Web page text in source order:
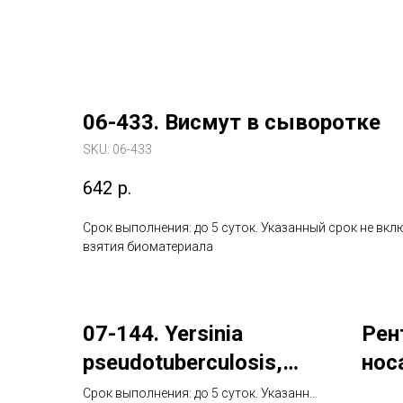
06-433. Висмут в сыворотке
SKU: 06-433
642 р.
Срок выполнения: до 5 суток. Указанный срок не
взятия биоматериала
07-144. Yersinia
pseudotuberculosis,
РНГА
Срок выполнения: до 5 суток. Указанный